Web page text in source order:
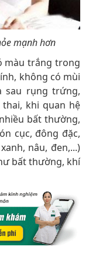
mạnh hơn
màu trắng trong
không có mùi
sau rụng trứng,
khi quan hệ
bất thường,
cục, đông đặc,
nâu, đen,...)
bất thường, khí